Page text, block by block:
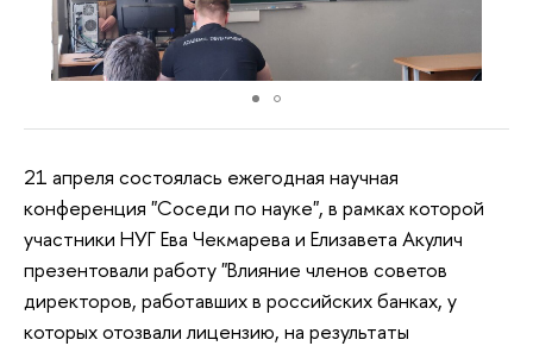
21 апреля состоялась ежегодная научная
конференция "Соседи по науке", в рамках которой
участники НУГ Ева Чекмарева и Елизавета Акулич
презентовали работу "Влияние членов советов
директоров, работавших в российских банках, у
которых отозвали лицензию, на результаты